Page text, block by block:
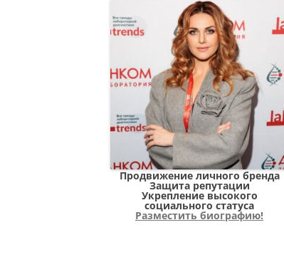
Продвижение личного бренда
Защита репутации
Укрепление высокого
социального статуса
Разместить биографию!